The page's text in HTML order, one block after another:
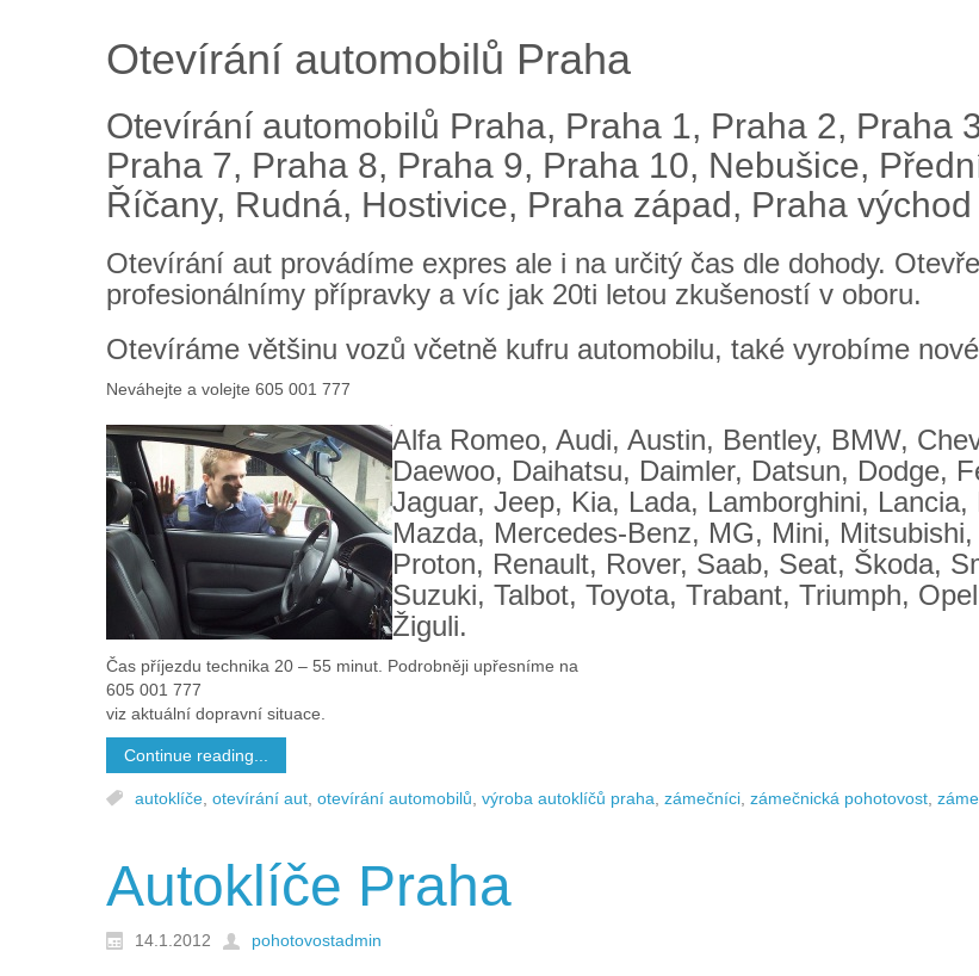
Otevírání automobilů Praha
Otevírání automobilů Praha, Praha 1, Praha 2, Praha
Praha 7, Praha 8, Praha 9, Praha 10, Nebušice,
Říčany, Rudná, Hostivice, Praha západ, Praha
Otevírání aut provádíme expres ale i na určitý čas dle dohody.
profesionálnímy přípravky a víc jak 20ti letou zkušeností v oboru.
Otevíráme většinu vozů včetně kufru automobilu, také vyrobíme
Neváhejte a volejte 605 001 777
Alfa Romeo, Audi, Austin, Bentley, BMW,
Daewoo, Daihatsu, Daimler, Datsun, Dodge,
Jaguar, Jeep, Kia, Lada, Lamborghini,
Mazda, Mercedes-Benz, MG, Mini,
Proton, Renault, Rover, Saab, Seat, Škoda,
Suzuki, Talbot, Toyota, Trabant, Triumph,
Žiguli.
Čas příjezdu technika 20 – 55 minut. Podrobněji upřesníme na
605 001 777
viz aktuální dopravní situace.
Continue reading...
autoklíče, otevírání aut, otevírání automobilů, výroba autoklíčů praha, zámečníci, zámečnická pohotovost,
Autoklíče Praha
14.1.2012 pohotovostadmin